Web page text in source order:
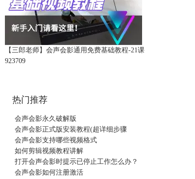
【三郎老师】会声会影通用免费基础教程-21课
923709
热门推荐
会声会影永久破解版
会声会影正式版安装教程(超详细步骤
会声会影支持哪些视频格式
如何剪辑视频教程讲解
打开会声会影时提示已停止工作怎么办？
会声会影如何注册激活